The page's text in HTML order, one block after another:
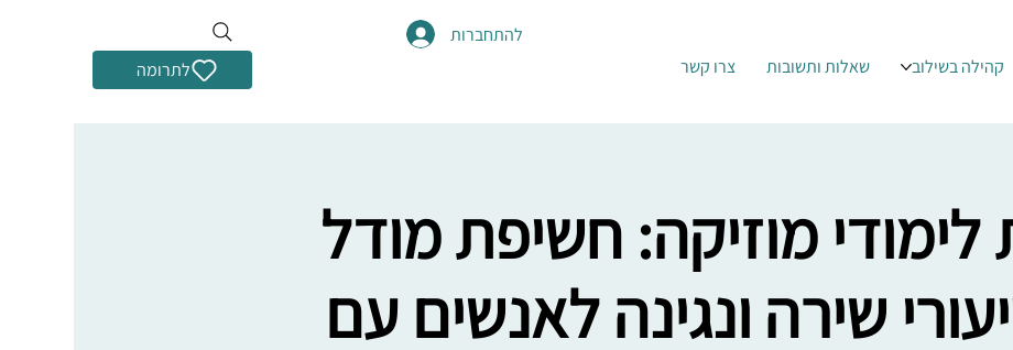
לתרומה קהילה בשילוב שאלות ותשובות צרו קשר
להתחברות
מוזיקה: חשיפת מודל
שיעורי שירה ונגינה לאנשים עם